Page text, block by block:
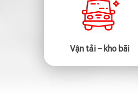
Vận tải – kho bãi